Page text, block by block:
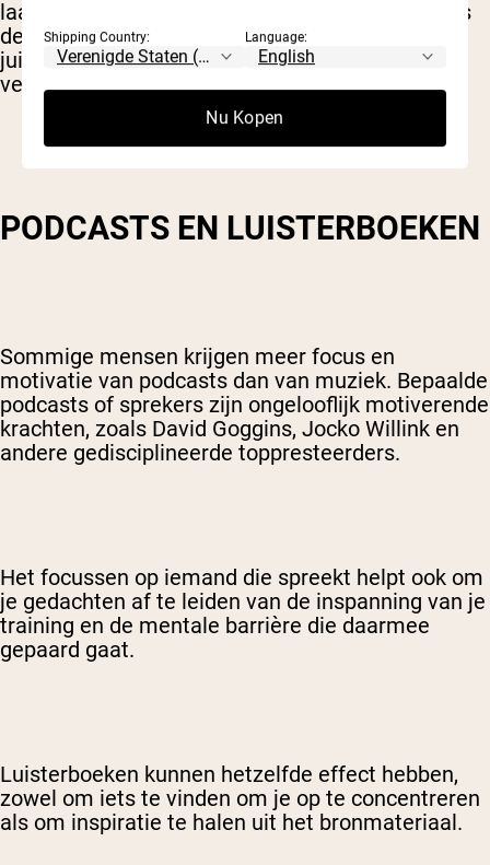
laatste paar herhalingen af te maken. Meestal is
deze barrière meer mentaal dan fysiek, dus de
juiste motivatie en mentale energie kunnen het
verschil maken.
PODCASTS EN LUISTERBOEKEN
Sommige mensen krijgen meer focus en
motivatie van podcasts dan van muziek. Bepaalde
podcasts of sprekers zijn ongelooflijk motiverende
krachten, zoals David Goggins, Jocko Willink en
andere gedisciplineerde toppresteerders.
Het focussen op iemand die spreekt helpt ook om
je gedachten af te leiden van de inspanning van je
training en de mentale barrière die daarmee
gepaard gaat.
Luisterboeken kunnen hetzelfde effect hebben,
zowel om iets te vinden om je op te concentreren
als om inspiratie te halen uit het bronmateriaal.
Shipping Country: Language:
Nu Kopen